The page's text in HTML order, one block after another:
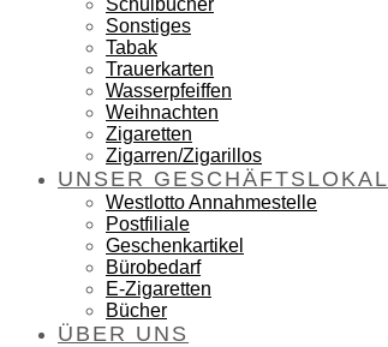
Schulbücher
Sonstiges
Tabak
Trauerkarten
Wasserpfeiffen
Weihnachten
Zigaretten
Zigarren/Zigarillos
UNSER GESCHÄFTSLOKAL
Westlotto Annahmestelle
Postfiliale
Geschenkartikel
Bürobedarf
E-Zigaretten
Bücher
ÜBER UNS